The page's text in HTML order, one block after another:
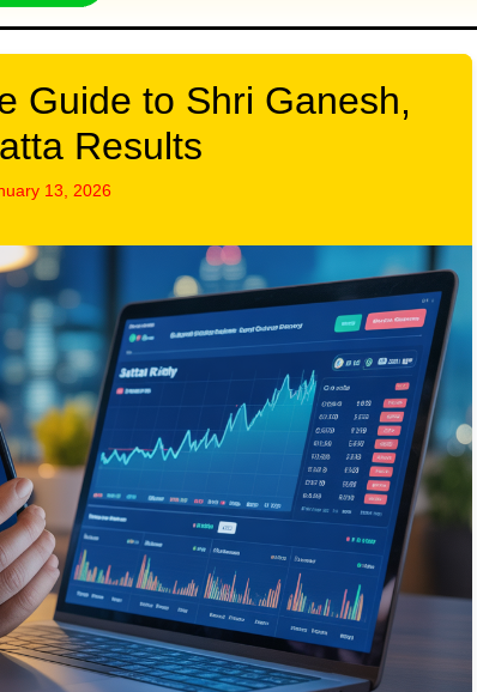
Guide to Shri Ganesh,
Results
13, 2026